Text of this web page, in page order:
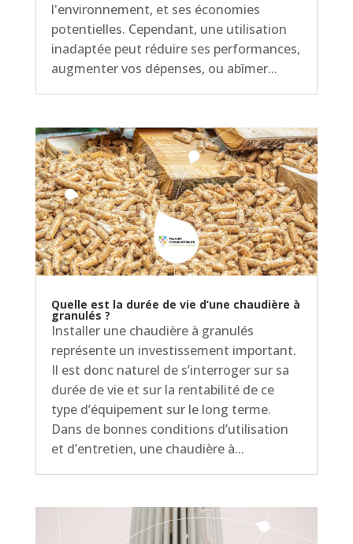
l'environnement, et ses économies
potentielles. Cependant, une utilisation
inadaptée peut réduire ses performances,
augmenter vos dépenses, ou abîmer...
Quelle est la durée de vie d’une chaudière à
granulés ?
Installer une chaudière à granulés
représente un investissement important.
Il est donc naturel de s’interroger sur sa
durée de vie et sur la rentabilité de ce
type d’équipement sur le long terme.
Dans de bonnes conditions d’utilisation
et d’entretien, une chaudière à...